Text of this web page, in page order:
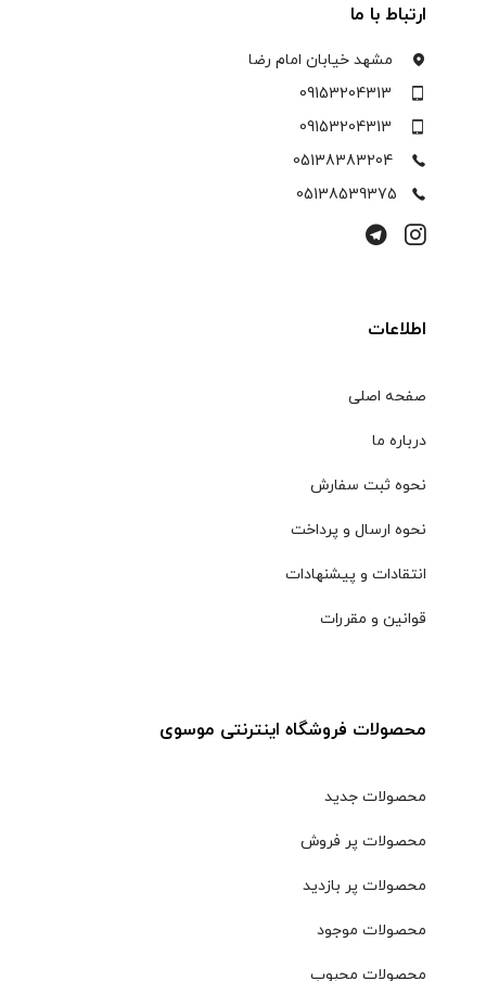
ارتباط با ما
مشهد خیابان امام رضا
09153204313
09153204313
05138383204
05138539375
اطلاعات
صفحه اصلی
درباره ما
نحوه ثبت سفارش
نحوه ارسال و پرداخت
انتقادات و پیشنهادات
قوانین و مقررات
محصولات فروشگاه اینترنتی موسوی
محصولات جدید
محصولات پر فروش
محصولات پر بازدید
محصولات موجود
محصولات محبوب